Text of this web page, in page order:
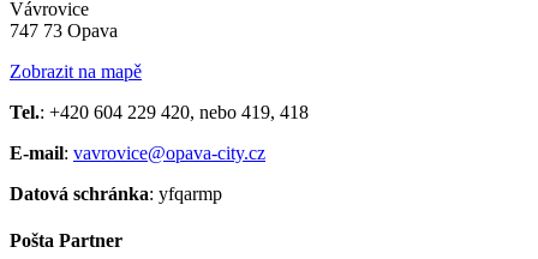
Vávrovice
747 73 Opava
Zobrazit na mapě
Tel.: +420 604 229 420, nebo 419, 418
E-mail: vavrovice@opava-city.cz
Datová schránka: yfqarmp
Pošta Partner